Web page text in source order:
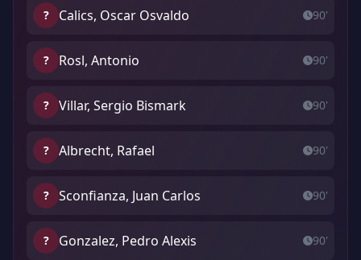
? Calics, Oscar Osvaldo 90'
? Rosl, Antonio 90'
? Villar, Sergio Bismark 90'
? Albrecht, Rafael 90'
? Sconfianza, Juan Carlos 90'
? Gonzalez, Pedro Alexis 90'